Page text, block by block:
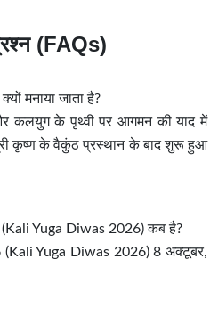
(FAQs)
मनाया जाता है?
कलयुग के पृथ्वी पर आगमन की याद में
कृष्ण के वैकुंठ प्रस्थान के बाद शुरू हुआ
(Kali Yuga Diwas 2026)कब है?
(Kali Yuga Diwas 2026)8 अक्टूबर,